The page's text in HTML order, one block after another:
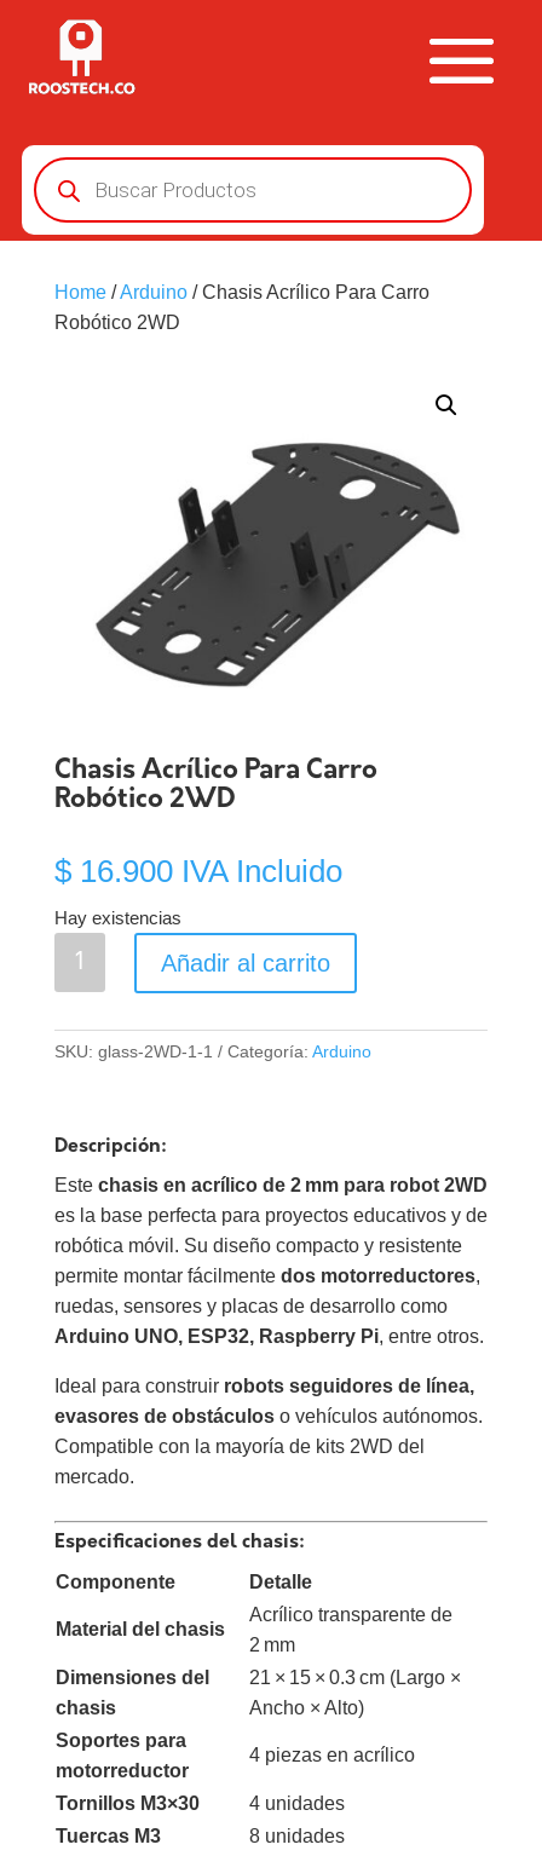
Búsqueda
de
productos
Home/Arduino/ Chasis Acrílico Para Carro
Robótico 2WD
Chasis Acrílico Para Carro
Robótico 2WD
$16.900 IVA Incluido
Hay existencias
Chasis
Carro
Robótico
Añadir al carrito
SKU: glass-2WD-1-1 Categoría: Arduino
Descripción:
Este chasis en acrílico de 2 mm para robot 2WD
es la base perfecta para proyectos educativos y de
robótica móvil. Su diseño compacto y resistente
permite montar fácilmente dos motorreductores,
ruedas, sensores y placas de desarrollo como
Arduino UNO, ESP32, Raspberry Pi, entre otros.
Ideal para construir robots seguidores de línea,
evasores de obstáculoso vehículos autónomos.
Compatible con la mayoría de kits 2WD del
mercado.
Especificaciones del chasis:
Componente Detalle
Material del chasis
Acrílico transparente de
2 mm
Dimensiones del
chasis
21 × 15 × 0.3 cm (Largo ×
Ancho × Alto)
Soportes para
motorreductor
4 piezas en acrílico
Tornillos M3×30
4 unidades
Tuercas M3
8 unidades